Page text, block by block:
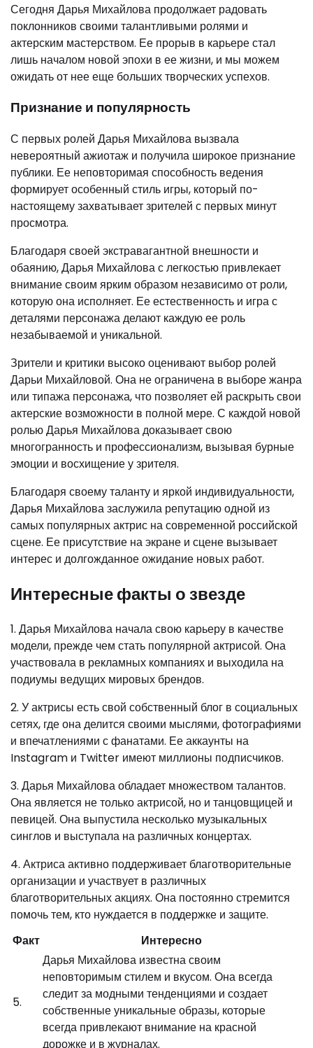
Сегодня Дарья Михайлова продолжает радовать
поклонников своими талантливыми ролями и
актерским мастерством. Ее прорыв в карьере стал
лишь началом новой эпохи в ее жизни, и мы можем
ожидать от нее еще больших творческих успехов.
Признание и популярность
С первых ролей Дарья Михайлова вызвала
невероятный ажиотаж и получила широкое признание
публики. Ее неповторимая способность ведения
формирует особенный стиль игры, который по-
настоящему захватывает зрителей с первых минут
просмотра.
Благодаря своей экстравагантной внешности и
обаянию, Дарья Михайлова с легкостью привлекает
внимание своим ярким образом независимо от роли,
которую она исполняет. Ее естественность и игра с
деталями персонажа делают каждую ее роль
незабываемой и уникальной.
Зрители и критики высоко оценивают выбор ролей
Дарьи Михайловой. Она не ограничена в выборе жанра
или типажа персонажа, что позволяет ей раскрыть свои
актерские возможности в полной мере. С каждой новой
ролью Дарья Михайлова доказывает свою
многогранность и профессионализм, вызывая бурные
эмоции и восхищение у зрителя.
Благодаря своему таланту и яркой индивидуальности,
Дарья Михайлова заслужила репутацию одной из
самых популярных актрис на современной российской
сцене. Ее присутствие на экране и сцене вызывает
интерес и долгожданное ожидание новых работ.
Интересные факты о звезде
1. Дарья Михайлова начала свою карьеру в качестве
модели, прежде чем стать популярной актрисой. Она
участвовала в рекламных компаниях и выходила на
подиумы ведущих мировых брендов.
2. У актрисы есть свой собственный блог в социальных
сетях, где она делится своими мыслями, фотографиями
и впечатлениями с фанатами. Ее аккаунты на
Instagram и Twitter имеют миллионы подписчиков.
3. Дарья Михайлова обладает множеством талантов.
Она является не только актрисой, но и танцовщицей и
певицей. Она выпустила несколько музыкальных
синглов и выступала на различных концертах.
4. Актриса активно поддерживает благотворительные
организации и участвует в различных
благотворительных акциях. Она постоянно стремится
помочь тем, кто нуждается в поддержке и защите.
Факт
Интересно
5.
Дарья Михайлова известна своим
неповторимым стилем и вкусом. Она всегда
следит за модными тенденциями и создает
собственные уникальные образы, которые
всегда привлекают внимание на красной
дорожке и в журналах.